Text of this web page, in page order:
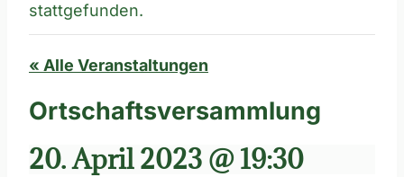
stattgefunden.
« Alle Veranstaltungen
Ortschaftsversammlung
20. April 2023 @ 19:30